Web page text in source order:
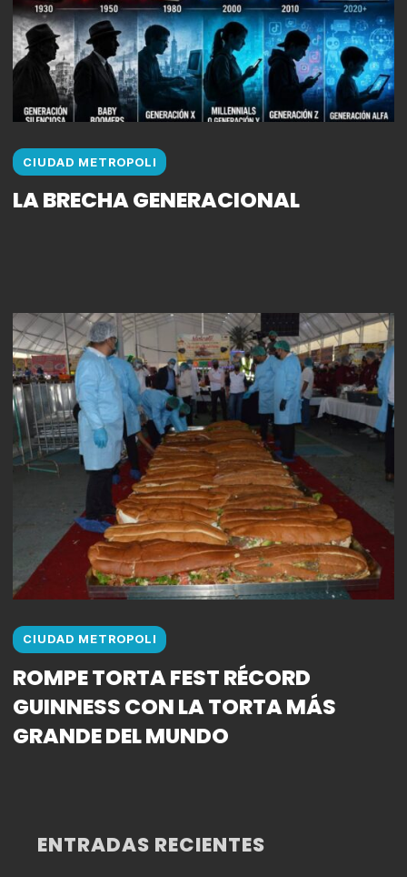
CIUDAD METROPOLI
LA BRECHA GENERACIONAL
CIUDAD METROPOLI
ROMPE TORTA FEST RÉCORD
GUINNESS CON LA TORTA MÁS
GRANDE DEL MUNDO
ENTRADAS RECIENTES